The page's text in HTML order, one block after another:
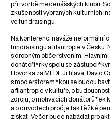
při tvorbě mecenášských klubů.
zkušeností vybraných kulturních
ve fundraisingu.
Na konferenci naváže neformální
fundraisingu a filantropie v
s drobným občerstvením.
donátoři*rky spolu se
Hovorka za MFDF Ji.hlava, David
s moderátorem*kou se budou
a filantropie v kultuře, o
zdrojů, o motivacích donátorů*ek
a o důvodech proč je tak těžké
získat. Večer bude nabádat pro